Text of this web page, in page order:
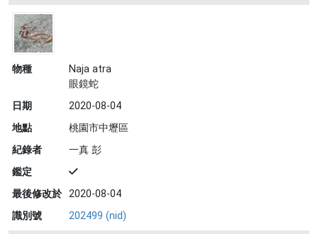
物種
Naja atra
眼鏡蛇
日期
2020-08-04
地點
桃園市中壢區
紀錄者
一真 彭
鑑定
最後修改於 2020-08-04
識別號
202499 (nid)